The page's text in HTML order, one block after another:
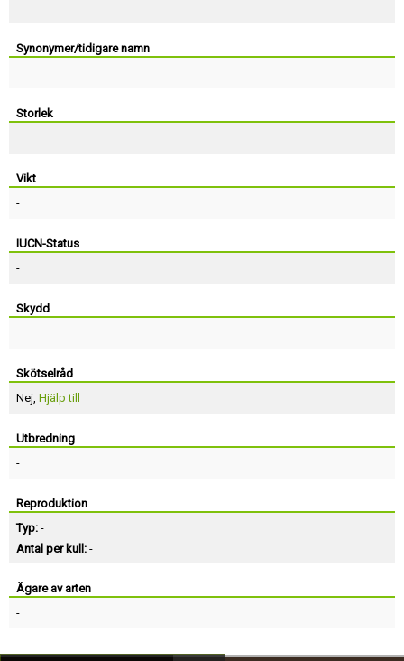
Synonymer/tidigare namn
Storlek
Vikt
-
IUCN-Status
-
Skydd
Skötselråd
Nej, Hjälp till
Utbredning
-
Reproduktion
Typ: -
Antal per kull: -
Ägare av arten
-